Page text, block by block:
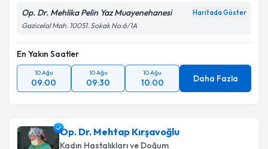
Op. Dr. Mehlika Pelin Yaz Muayenehanesi Haritada Göster
Gazicelal Mah. 10051. Sokak No:6/1A
En Yakın Saatler
10 Ağu
09:00
10 Ağu
09:30
10 Ağu
10:00 Daha Fazla
Op. Dr. Mehtap Kırşavoğlu
Kadın Hastalıkları ve Doğum